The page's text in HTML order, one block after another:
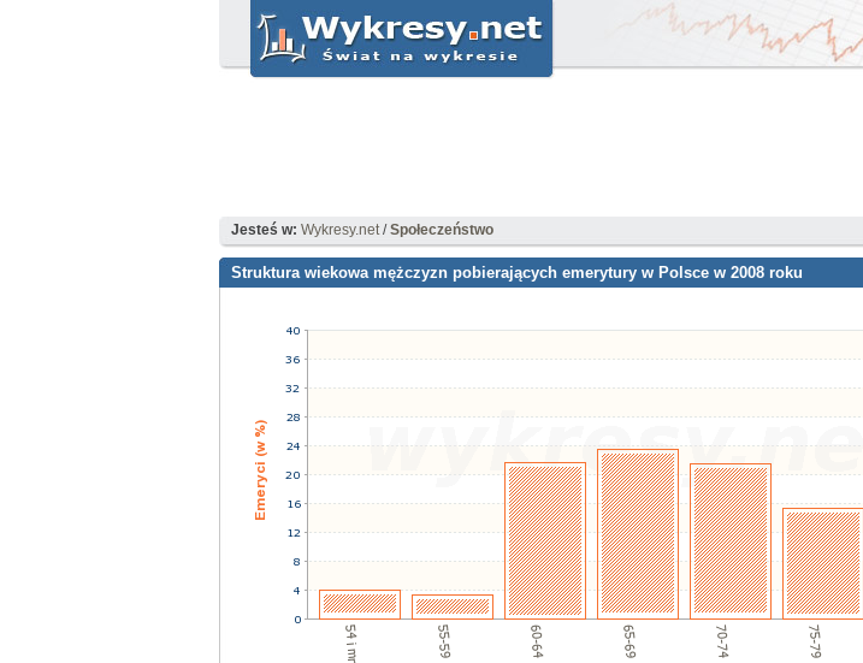
Jesteś w: Wykresy.net/Społeczeństwo
Struktura wiekowa mężczyzn pobierających emerytury w Polsce w 2008 roku